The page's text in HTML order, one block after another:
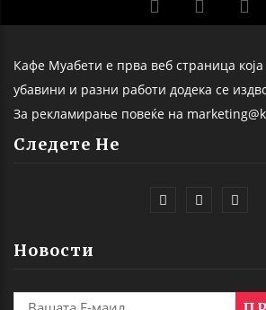
Кафе Муабети е прва веб страница
убавини и разни работи додека се
За рекламирање повеќе на
Следете Не
Новости